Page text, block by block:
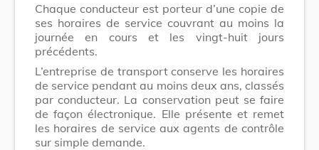
Chaque conducteur est porteur d’une copie de
ses horaires de service couvrant au moins la
journée en cours et les vingt-huit jours
précédents.
L’entreprise de transport conserve les horaires
de service pendant au moins deux ans, classés
par conducteur. La conservation peut se faire
de façon électronique. Elle présente et remet
les horaires de service aux agents de contrôle
sur simple demande.